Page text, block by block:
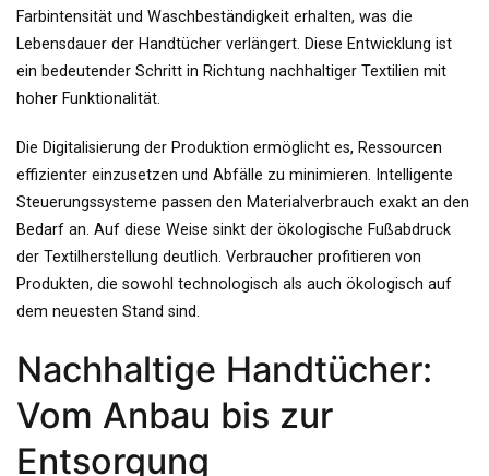
Farbintensität und Waschbeständigkeit erhalten, was die
Lebensdauer der Handtücher verlängert. Diese Entwicklung ist
ein bedeutender Schritt in Richtung nachhaltiger Textilien mit
hoher Funktionalität.
Die Digitalisierung der Produktion ermöglicht es, Ressourcen
effizienter einzusetzen und Abfälle zu minimieren. Intelligente
Steuerungssysteme passen den Materialverbrauch exakt an den
Bedarf an. Auf diese Weise sinkt der ökologische Fußabdruck
der Textilherstellung deutlich. Verbraucher profitieren von
Produkten, die sowohl technologisch als auch ökologisch auf
dem neuesten Stand sind.
Nachhaltige Handtücher:
Vom Anbau bis zur
Entsorgung